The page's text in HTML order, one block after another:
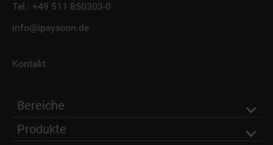
Tel.: +49 511 850303-0
info@ipsyscon.de
Kontakt
Bereiche
Produkte